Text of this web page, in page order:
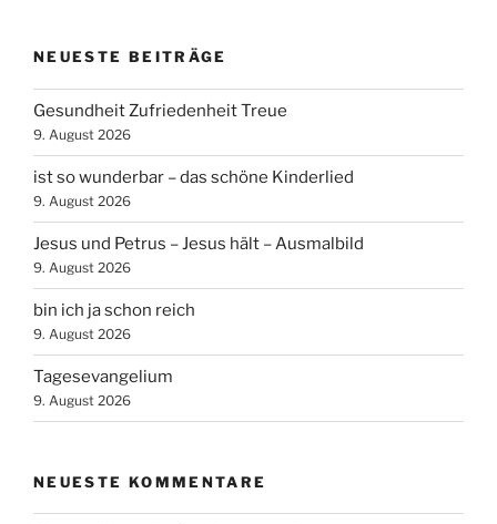
NEUESTE BEITRÄGE
Gesundheit Zufriedenheit Treue
9. August 2026
ist so wunderbar – das schöne Kinderlied
9. August 2026
Jesus und Petrus – Jesus hält – Ausmalbild
9. August 2026
bin ich ja schon reich
9. August 2026
Tagesevangelium
9. August 2026
NEUESTE KOMMENTARE